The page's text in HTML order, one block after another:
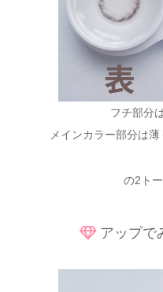
フチ部分
メインカラー部分は
の2ト
アップで